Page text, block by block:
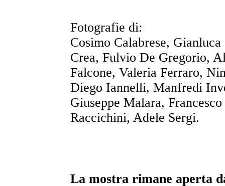
Fotografie di:
Cosimo Calabrese,
Crea, Fulvio De Gregorio,
Falcone, Valeria Ferraro,
Diego Iannelli, Manfredi
Giuseppe Malara,
Raccichini, Adele Sergi.
La mostra rimane aperta